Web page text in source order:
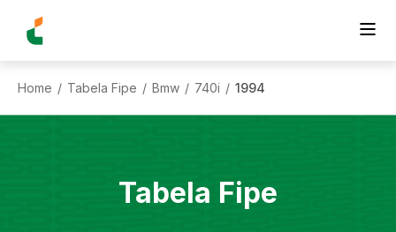
Home / Tabela Fipe / Bmw / 740i / 1994
Tabela Fipe